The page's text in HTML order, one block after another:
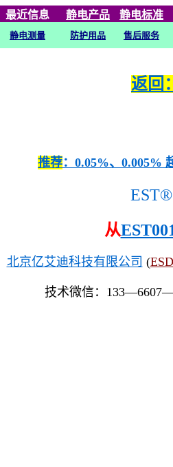
最近信息 静电产品 静电标准
静电测量 防护用品
售后服务
返回
推荐：0.05%、0.005%
EST®
从
北京亿艾迪科技有限公司 (
技术微信：